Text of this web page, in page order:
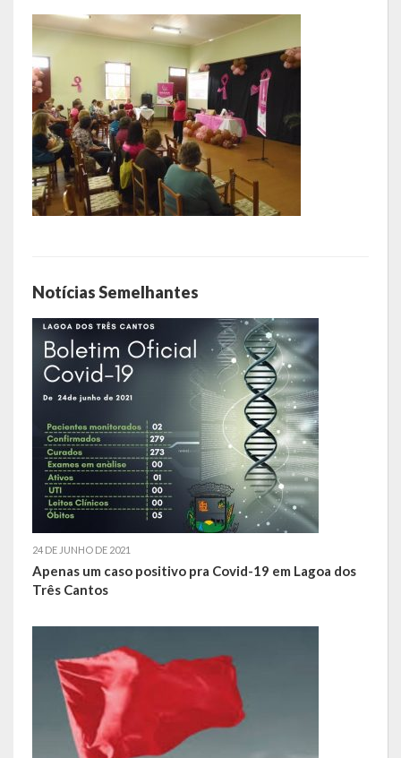
Governo
Administração
Ex-Administradores
Secretarias
Administração, Fazenda e Planejamento
Obras, Serviços Urbanos e Trânsito
Saúde
Cultura
Histórias
A História da Comunidade Católica Nossa Senhora de Lourdes
de Vila Seca
A história da Comunidade Católica São Paulo de Lagoa dos Três
A História da Comunidade Evangélica de Confissão Luterana no
Brasil de Lagoa dos Três Cantos
A história marcante do Grêmio Esportivo Lagoense: uma história
de paixão e muitas conquistas
Notícias Semelhantes
24 DE JUNHO DE 2021
Apenas um caso positivo pra Covid-19 em Lagoa dos
Três Cantos